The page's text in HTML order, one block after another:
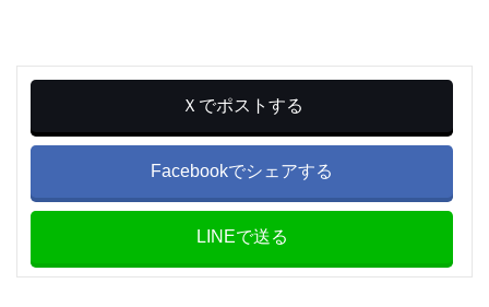
Ｘでポストする
Facebookでシェアする
LINEで送る